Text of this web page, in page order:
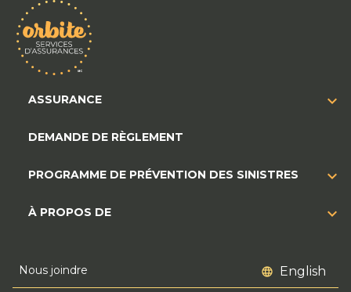
ASSURANCE
DEMANDE DE RÈGLEMENT
PROGRAMME DE PRÉVENTION DES SINISTRES
À PROPOS DE
Nous joindre English